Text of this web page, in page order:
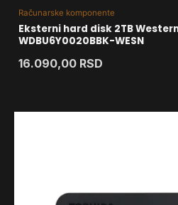
Računarske komponente
Eksterni hard disk 2TB
WDBU6Y0020BBK-WESN
16.090,00 RSD